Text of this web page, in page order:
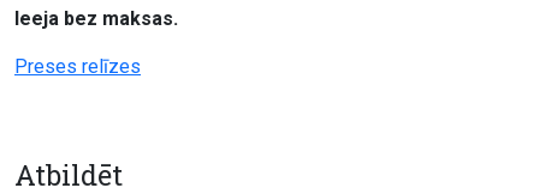
Ieeja bez maksas.
Preses relīzes
Atbildēt